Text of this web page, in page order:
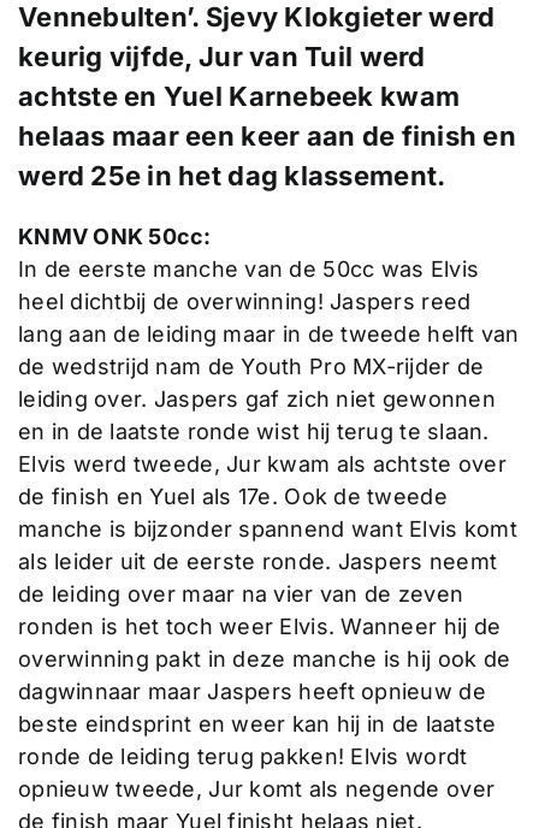
Vennebulten’. Sjevy Klokgieter werd
keurig vijfde, Jur van Tuil werd
achtste en Yuel Karnebeek kwam
helaas maar een keer aan de finish en
werd 25e in het dag klassement.
KNMV ONK 50cc:
In de eerste manche van de 50cc was Elvis
heel dichtbij de overwinning! Jaspers reed
lang aan de leiding maar in de tweede helft van
de wedstrijd nam de Youth Pro MX-rijder de
leiding over. Jaspers gaf zich niet gewonnen
en in de laatste ronde wist hij terug te slaan.
Elvis werd tweede, Jur kwam als achtste over
de finish en Yuel als 17e. Ook de tweede
manche is bijzonder spannend want Elvis komt
als leider uit de eerste ronde. Jaspers neemt
de leiding over maar na vier van de zeven
ronden is het toch weer Elvis. Wanneer hij de
overwinning pakt in deze manche is hij ook de
dagwinnaar maar Jaspers heeft opnieuw de
beste eindsprint en weer kan hij in de laatste
ronde de leiding terug pakken! Elvis wordt
opnieuw tweede, Jur komt als negende over
de finish maar Yuel finisht helaas niet.